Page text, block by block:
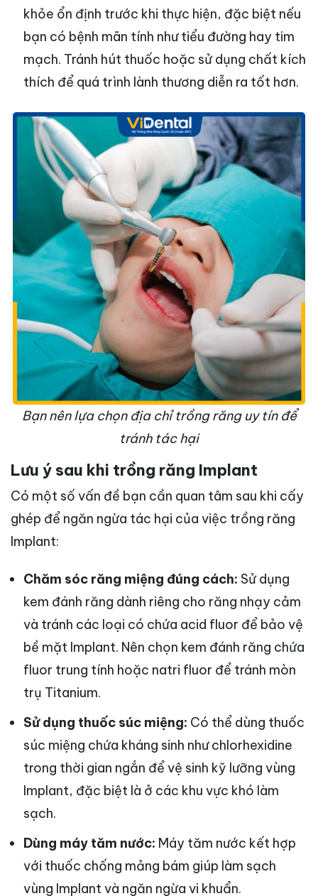
khỏe ổn định trước khi thực hiện, đặc biệt nếu
bạn có bệnh mãn tính như tiểu đường hay tim
mạch. Tránh hút thuốc hoặc sử dụng chất kích
thích để quá trình lành thương diễn ra tốt hơn.
Bạn nên lựa chọn địa chỉ trồng răng uy tín để
tránh tác hại
Lưu ý sau khi trồng răng Implant
Có một số vấn đề bạn cần quan tâm sau khi cấy
ghép để ngăn ngừa tác hại của việc trồng răng
Implant:
Chăm sóc răng miệng đúng cách: Sử dụng
kem đánh răng dành riêng cho răng nhạy cảm
và tránh các loại có chứa acid fluor để bảo vệ
bề mặt Implant. Nên chọn kem đánh răng chứa
fluor trung tính hoặc natri fluor để tránh mòn
trụ Titanium.
Sử dụng thuốc súc miệng: Có thể dùng thuốc
súc miệng chứa kháng sinh như chlorhexidine
trong thời gian ngắn để vệ sinh kỹ lưỡng vùng
Implant, đặc biệt là ở các khu vực khó làm
sạch.
Dùng máy tăm nước: Máy tăm nước kết hợp
với thuốc chống mảng bám giúp làm sạch
vùng Implant và ngăn ngừa vi khuẩn.